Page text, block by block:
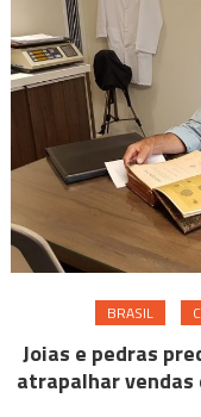
BRASIL
Joias e pedras
atrapalhar